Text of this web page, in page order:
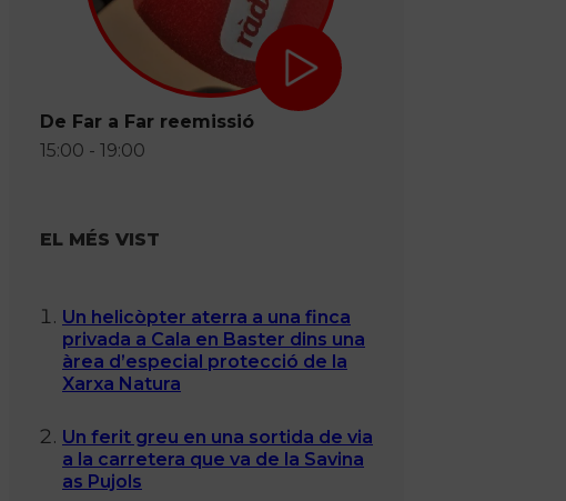
De Far a Far reemissió
15:00 - 19:00
EL MÉS VIST
Un helicòpter aterra a una finca
privada a Cala en Baster dins una
àrea d’especial protecció de la
Xarxa Natura
Un ferit greu en una sortida de via
a la carretera que va de la Savina
as Pujols